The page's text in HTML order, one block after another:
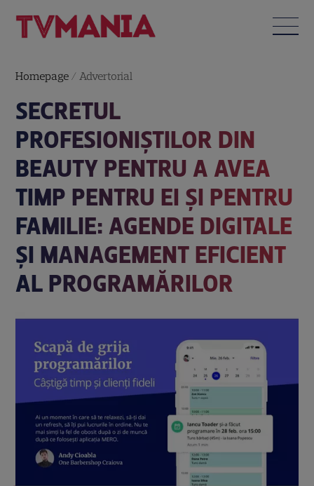
Homepage / Advertorial
SECRETUL
PROFESIONIȘTILOR DIN
BEAUTY PENTRU A AVEA
TIMP PENTRU EI ȘI PENTRU
FAMILIE: AGENDE DIGITALE
ȘI MANAGEMENT EFICIENT
AL PROGRAMĂRILOR